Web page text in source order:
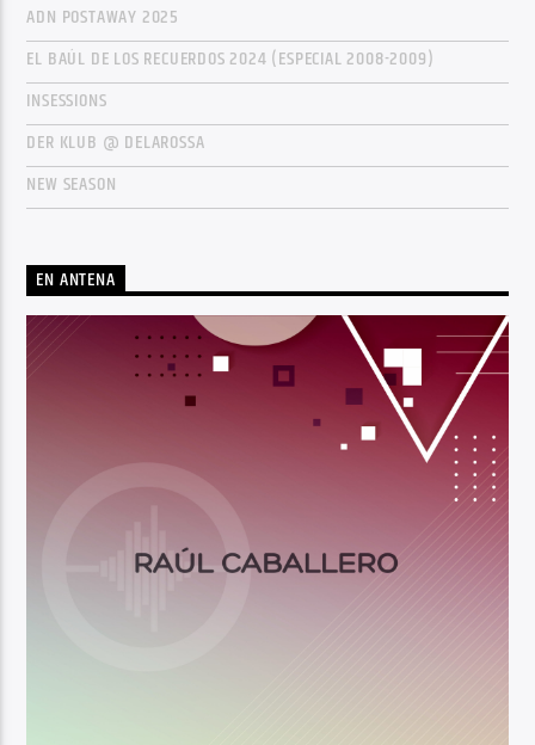
ADN POSTAWAY 2025
EL BAÚL DE LOS RECUERDOS 2024 (ESPECIAL 2008-2009)
INSESSIONS
DER KLUB @ DELAROSSA
NEW SEASON
EN ANTENA